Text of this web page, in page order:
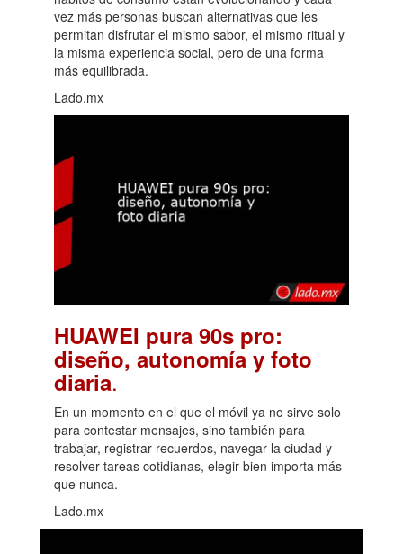
vez más personas buscan alternativas que les
permitan disfrutar el mismo sabor, el mismo ritual y
la misma experiencia social, pero de una forma
más equilibrada.
Lado.mx
HUAWEI pura 90s pro:
diseño, autonomía y foto
diaria.
En un momento en el que el móvil ya no sirve solo
para contestar mensajes, sino también para
trabajar, registrar recuerdos, navegar la ciudad y
resolver tareas cotidianas, elegir bien importa más
que nunca.
Lado.mx